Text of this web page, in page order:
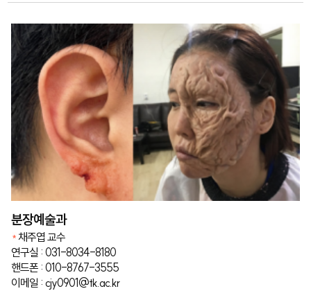
분장예술과
채주엽 교수
연구실 : 031-8034-8180
핸드폰 : 010-8767-3555
이메일 : cjy0901@tk.ac.kr